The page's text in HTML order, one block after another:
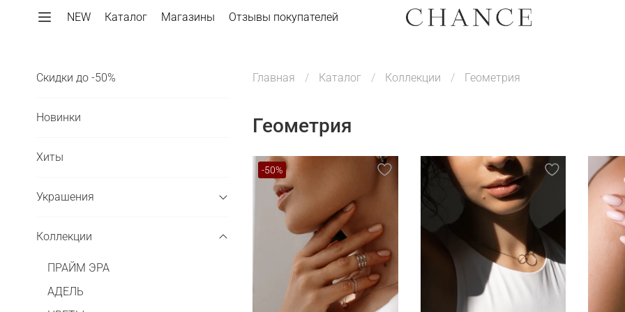
NEW Каталог Магазины Отзывы покупателей
Главная Каталог Коллекции Геометрия
Геометрия
-50%
Скидки до -50%
Новинки
Хиты
Украшения
Коллекции
ПРАЙМ ЭРА
АДЕЛЬ